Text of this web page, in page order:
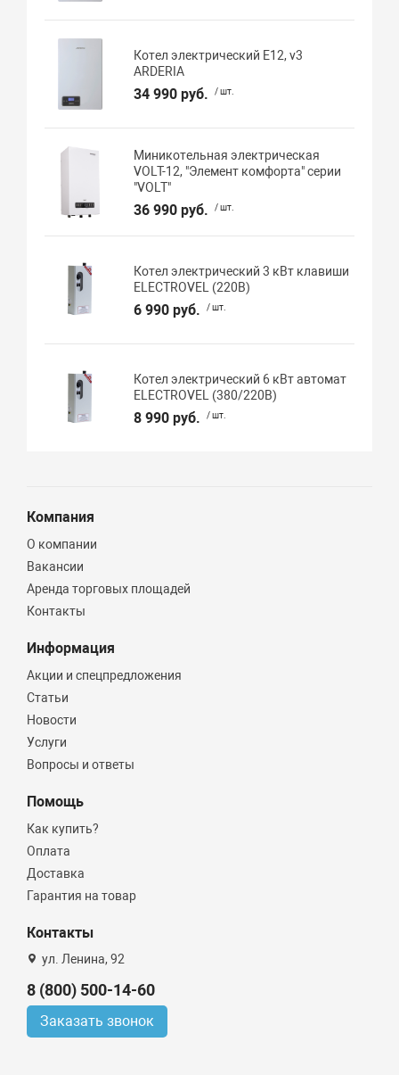
Котел электрический E12, v3
ARDERIA
34 990 руб. / шт.
Миникотельная электрическая
VOLT-12, "Элемент комфорта" серии
"VOLT"
36 990 руб. / шт.
Котел электрический 3 кВт клавиши
ELECTROVEL (220В)
6 990 руб. / шт.
Котел электрический 6 кВт автомат
ELECTROVEL (380/220В)
8 990 руб. / шт.
Компания
О компании
Вакансии
Аренда торговых площадей
Контакты
Информация
Акции и спецпредложения
Статьи
Новости
Услуги
Вопросы и ответы
Помощь
Как купить?
Оплата
Доставка
Гарантия на товар
Контакты
ул. Ленина, 92
8 (800) 500-14-60
Заказать звонок